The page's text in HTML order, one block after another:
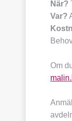
När?
Var?
Om